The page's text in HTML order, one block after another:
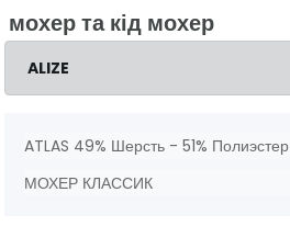
мохер та кід мохер
ALIZE
ATLAS 49% Шерсть - 51% Полиэстер
МОХЕР КЛАССИК